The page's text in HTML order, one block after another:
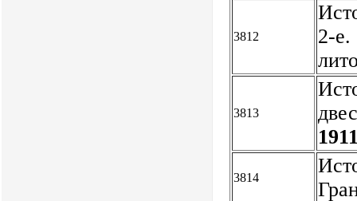
3812
2-е.
3813
3814